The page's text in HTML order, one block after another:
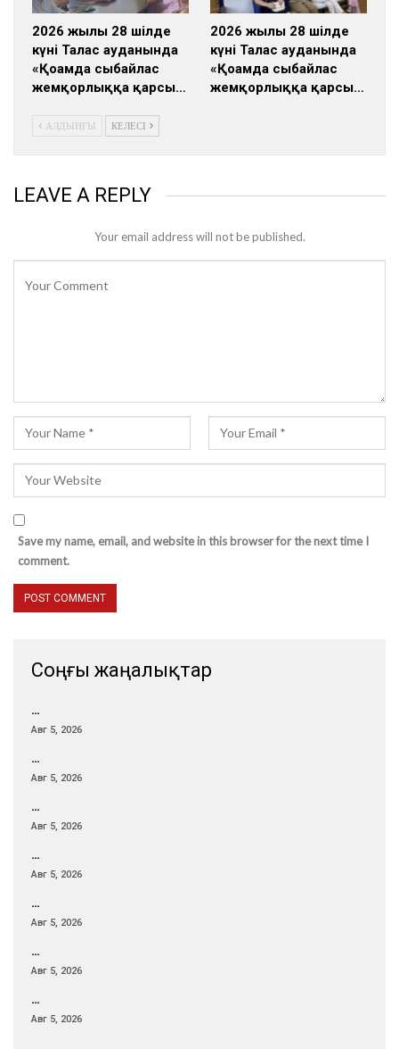
2026 жылғы 28 шілде
күні Талас ауданында
«Қоғамда сыбайлас
жемқорлыққа қарсы…
2026 жылғы 28 шілде
күні Талас ауданында
«Қоғамда сыбайлас
жемқорлыққа қарсы…
АЛДЫҢҒЫ КЕЛЕСІ
LEAVE A REPLY
Your email address will not be published.
Save my name, email, and website in this browser for the next time I
comment.
Соңғы жаңалықтар
…
Авг 5, 2026
…
Авг 5, 2026
…
Авг 5, 2026
…
Авг 5, 2026
…
Авг 5, 2026
…
Авг 5, 2026
…
Авг 5, 2026